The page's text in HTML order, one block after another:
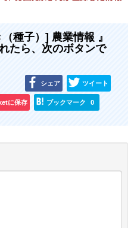
種子）] 農業情報 』
たら、次のボタンで
シェア ツイート
に保存 ブックマーク 0